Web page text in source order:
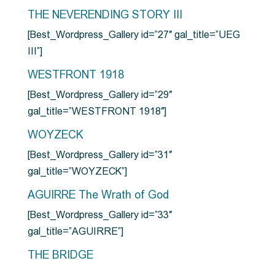
THE NEVERENDING STORY III
[Best_Wordpress_Gallery id=”27″ gal_title=”UEG
III”]
WESTFRONT 1918
[Best_Wordpress_Gallery id=”29″
gal_title=”WESTFRONT 1918″]
WOYZECK
[Best_Wordpress_Gallery id=”31″
gal_title=”WOYZECK”]
AGUIRRE The Wrath of God
[Best_Wordpress_Gallery id=”33″
gal_title=”AGUIRRE”]
THE BRIDGE